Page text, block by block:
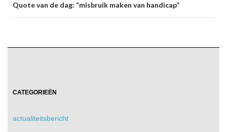
Quote van de dag: “misbruik maken van handicap”
CATEGORIEËN
actualiteitsbericht